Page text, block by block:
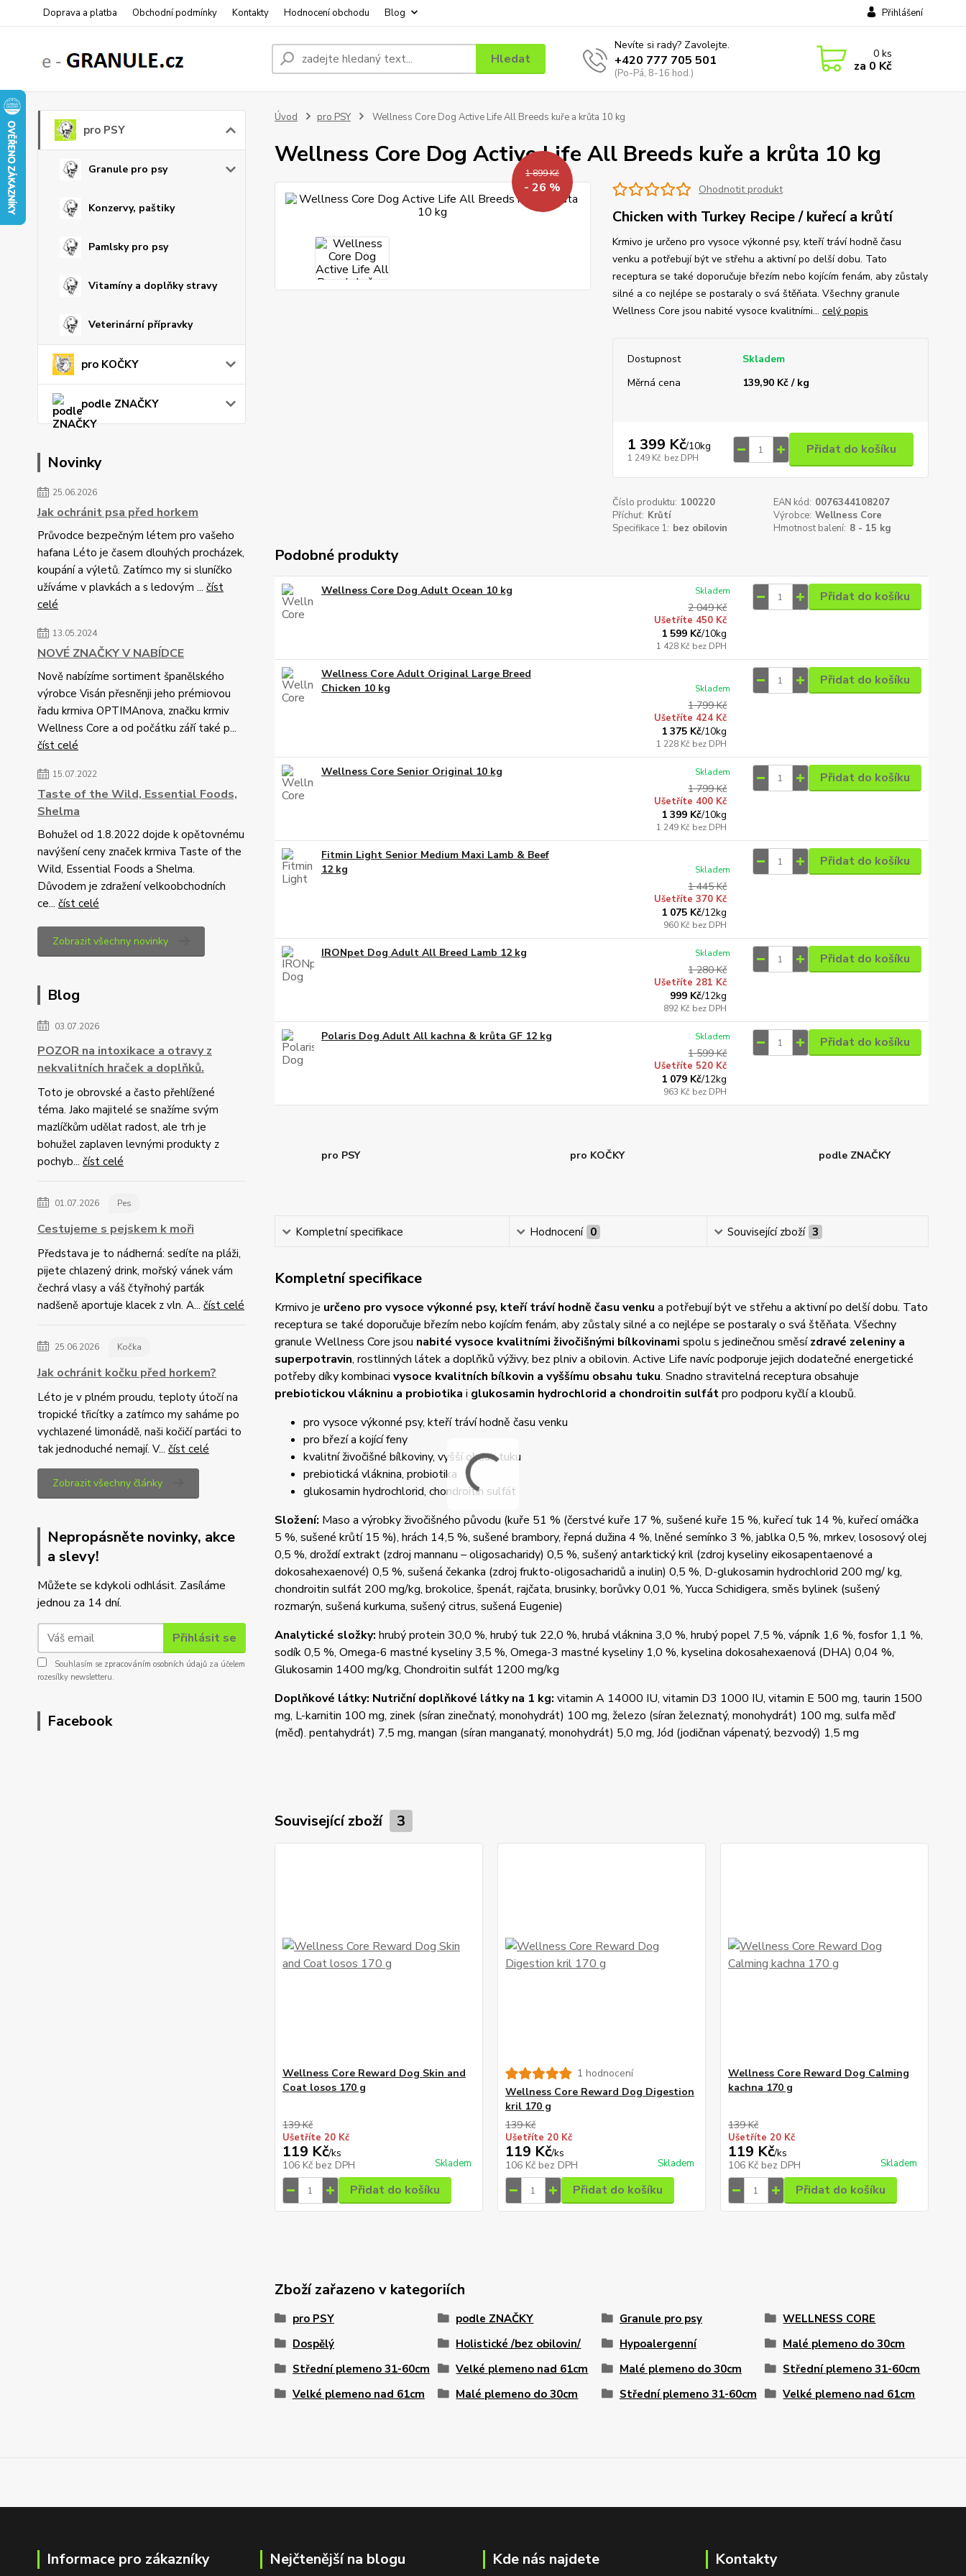
Doprava a platba Obchodní podmínky Kontakty Hodnocení obchodu Blog Přihlášení
Hledat
Nevíte si rady? Zavolejte.
+420 777 705 501
(Po-Pá, 8-16 hod.)
0ks
za 0 Kč
pro PSY
Granule pro psy
Konzervy, paštiky
Pamlsky pro psy
Vitamíny a doplňky stravy
Veterinární přípravky
pro KOČKY
podle ZNAČKY
Novinky
25.06.2026
Jak ochránit psa před horkem
Průvodce bezpečným létem pro vašeho
hafana Léto je časem dlouhých procházek,
koupání a výletů. Zatímco my si sluníčko
užíváme v plavkách a s ledovým ... číst
celé
13.05.2024
NOVÉ ZNAČKY V NABÍDCE
Nově nabízíme sortiment španělského
výrobce Visán přesněnji jeho prémiovou
řadu krmiva OPTIMAnova, značku krmiv
Wellness Core a od počátku září také p...
číst celé
15.07.2022
Taste of the Wild, Essential Foods,
Shelma
Bohužel od 1.8.2022 dojde k opětovnému
navýšení ceny značek krmiva Taste of the
Wild, Essential Foods a Shelma.
Důvodem je zdražení velkoobchodních
ce... číst celé
Zobrazit všechny novinky
Blog
03.07.2026
POZOR na intoxikace a otravy z
nekvalitních hraček a doplňků.
Toto je obrovské a často přehlížené
téma. Jako majitelé se snažíme svým
mazlíčkům udělat radost, ale trh je
bohužel zaplaven levnými produkty z
pochyb... číst celé
01.07.2026 Pes
Cestujeme s pejskem k moři
Představa je to nádherná: sedíte na pláži,
pijete chlazený drink, mořský vánek vám
čechrá vlasy a váš čtyřnohý parťák
nadšeně aportuje klacek z vln. A... číst celé
25.06.2026 Kočka
Jak ochránit kočku před horkem?
Léto je v plném proudu, teploty útočí na
tropické třicítky a zatímco my saháme po
vychlazené limonádě, naši kočičí parťáci to
tak jednoduché nemají. V... číst celé
Zobrazit všechny články
Nepropásněte novinky, akce
a slevy!
Můžete se kdykoli odhlásit. Zasíláme
jednou za 14 dní.
Přihlásit se
Souhlasím se zpracováním osobních údajů za účelem
rozesílky newsletteru.
Facebook
Úvod pro PSY Wellness Core Dog Active Life All Breeds kuře a krůta 10 kg
Wellness Core Dog Active Life All Breeds kuře a krůta 10 kg
1 899 Kč
- 26 % Ohodnotit produkt
Chicken with Turkey Recipe / kuřecí a krůtí
Krmivo je určeno pro vysoce výkonné psy, kteří tráví hodně času
venku a potřebují být ve střehu a aktivní po delší dobu. Tato
receptura se také doporučuje březím nebo kojícím fenám, aby zůstaly
silné a co nejlépe se postaraly o svá štěňata. Všechny granule
Wellness Core jsou nabité vysoce kvalitními... celý popis
Dostupnost
Skladem
Měrná cena
139,90 Kč / kg
1 399 Kč/10kg
1 249 Kč bez DPH
Přidat do košíku
Číslo produktu: 100220 EAN kód: 0076344108207
Příchuť: Krůtí Výrobce: Wellness Core
Specifikace 1: bez obilovin Hmotnost balení: 8 - 15 kg
Podobné produkty
Wellness Core Dog Adult Ocean 10 kg
2 049 Kč
Ušetříte 450 Kč
1 599 Kč/10kg
1 428 Kč bez DPH
Skladem Přidat do košíku
Wellness Core Adult Original Large Breed
Chicken 10 kg
1 799 Kč
Ušetříte 424 Kč
1 375 Kč/10kg
1 228 Kč bez DPH
Skladem
Přidat do košíku
Wellness Core Senior Original 10 kg
1 799 Kč
Ušetříte 400 Kč
1 399 Kč/10kg
1 249 Kč bez DPH
Skladem Přidat do košíku
Fitmin Light Senior Medium Maxi Lamb & Beef
12 kg
1 445 Kč
Ušetříte 370 Kč
1 075 Kč/12kg
960 Kč bez DPH
Skladem
Přidat do košíku
IRONpet Dog Adult All Breed Lamb 12 kg
1 280 Kč
Ušetříte 281 Kč
999 Kč/12kg
892 Kč bez DPH
Skladem Přidat do košíku
Polaris Dog Adult All kachna & krůta GF 12 kg
1 599 Kč
Ušetříte 520 Kč
1 079 Kč/12kg
963 Kč bez DPH
Skladem Přidat do košíku
pro PSY pro KOČKY podle ZNAČKY
Kompletní specifikace Hodnocení 0 Související zboží 3
Kompletní specifikace
Krmivo je určeno pro vysoce výkonné psy, kteří tráví hodně času venku a potřebují být ve střehu a aktivní po delší dobu. Tato
receptura se také doporučuje březím nebo kojícím fenám, aby zůstaly silné a co nejlépe se postaraly o svá štěňata. Všechny
granule Wellness Core jsou nabité vysoce kvalitními živočišnými bílkovinami spolu s jedinečnou směsízdravé zeleniny a
superpotravin, rostlinných látek a doplňků výživy, bez plniv a obilovin. Active Life navíc podporuje jejich dodatečné energetické
potřeby díky kombinaci vysoce kvalitních bílkovin a vyššímu obsahu tuku. Snadno stravitelná receptura obsahuje
prebiotickou vlákninu a probiotika i glukosamin hydrochlorid a chondroitin sulfátpro podporu kyčlí a kloubů.
pro vysoce výkonné psy, kteří tráví hodně času venku
pro březí a kojící feny
kvalitní živočišné bílkoviny, vyšší obsah tuku
prebiotická vláknina, probiotika
glukosamin hydrochlorid, chondroitin sulfát
Složení: Maso a výrobky živočišného původu (kuře 51 % (čerstvé kuře 17 %, sušené kuře 15 %, kuřecí tuk 14 %, kuřecí omáčka
5 %, sušené krůtí 15 %), hrách 14,5 %, sušené brambory, řepná dužina 4 %, lněné semínko 3 %, jablka 0,5 %, mrkev, lososový olej
0,5 %, droždí extrakt (zdroj mannanu – oligosacharidy) 0,5 %, sušený antarktický kril (zdroj kyseliny eikosapentaenové a
dokosahexaenové) 0,5 %, sušená čekanka (zdroj frukto-oligosacharidů a inulin) 0,5 %, D-glukosamin hydrochlorid 200 mg/ kg,
chondroitin sulfát 200 mg/kg, brokolice, špenát, rajčata, brusinky, borůvky 0,01 %, Yucca Schidigera, směs bylinek (sušený
rozmarýn, sušená kurkuma, sušený citrus, sušená Eugenie)
Analytické složky: hrubý protein 30,0 %, hrubý tuk 22,0 %, hrubá vláknina 3,0 %, hrubý popel 7,5 %, vápník 1,6 %, fosfor 1,1 %,
sodík 0,5 %, Omega-6 mastné kyseliny 3,5 %, Omega-3 mastné kyseliny 1,0 %, kyselina dokosahexaenová (DHA) 0,04 %,
Glukosamin 1400 mg/kg, Chondroitin sulfát 1200 mg/kg
Doplňkové látky: Nutriční doplňkové látky na 1 kg: vitamin A 14000 IU, vitamin D3 1000 IU, vitamin E 500 mg, taurin 1500
mg, L-karnitin 100 mg, zinek (síran zinečnatý, monohydrát) 100 mg, železo (síran železnatý, monohydrát) 100 mg, sulfa měď
(měď). pentahydrát) 7,5 mg, mangan (síran manganatý, monohydrát) 5,0 mg, Jód (jodičnan vápenatý, bezvodý) 1,5 mg
Související zboží 3
Wellness Core Reward Dog Skin and
Coat losos 170 g
139 Kč
Ušetříte 20 Kč
119 Kč/ks
106 Kč bez DPH Skladem
Přidat do košíku
1 hodnocení
Wellness Core Reward Dog Digestion
kril 170 g
139 Kč
Ušetříte 20 Kč
119 Kč/ks
106 Kč bez DPH Skladem
Přidat do košíku
Wellness Core Reward Dog Calming
kachna 170 g
139 Kč
Ušetříte 20 Kč
119 Kč/ks
106 Kč bez DPH Skladem
Přidat do košíku
Zboží zařazeno v kategoriích
pro PSY podle ZNAČKY Granule pro psy
WELLNESS CORE
Dospělý
Holistické /bez obilovin/ Hypoalergenní
Malé plemeno do 30cm
Střední plemeno 31-60cm
Velké plemeno nad 61cm Malé plemeno do 30cm
Střední plemeno 31-60cm
Velké plemeno nad 61cm
Malé plemeno do 30cm Střední plemeno 31-60cm Velké plemeno nad 61cm
Informace pro zákazníky Nejčtenější na blogu Kde nás najdete Kontakty